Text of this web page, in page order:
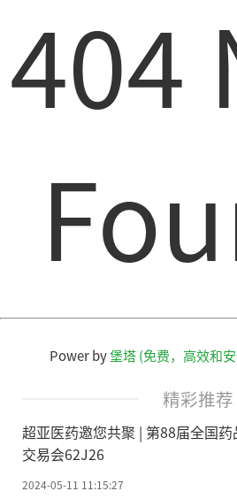
404
Power by堡塔 (免费，高效和
精彩推荐
超亚医药邀您共聚 | 第88届全国药
交易会62J26
2024-05-11 11:15:27